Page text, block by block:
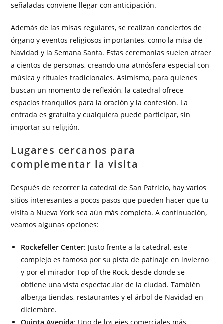
señaladas conviene llegar con anticipación.
Además de las misas regulares, se realizan conciertos de
órgano y eventos religiosos importantes, como la misa de
Navidad y la Semana Santa. Estas ceremonias suelen atraer
a cientos de personas, creando una atmósfera especial con
música y rituales tradicionales. Asimismo, para quienes
buscan un momento de reflexión, la catedral ofrece
espacios tranquilos para la oración y la confesión. La
entrada es gratuita y cualquiera puede participar, sin
importar su religión.
Lugares cercanos para
complementar la visita
Después de recorrer la catedral de San Patricio, hay varios
sitios interesantes a pocos pasos que pueden hacer que tu
visita a Nueva York sea aún más completa. A continuación,
veamos algunas opciones:
Rockefeller Center: Justo frente a la catedral, este
complejo es famoso por su pista de patinaje en invierno
y por el mirador Top of the Rock, desde donde se
obtiene una vista espectacular de la ciudad. También
alberga tiendas, restaurantes y el árbol de Navidad en
diciembre.
Quinta Avenida: Uno de los ejes comerciales más